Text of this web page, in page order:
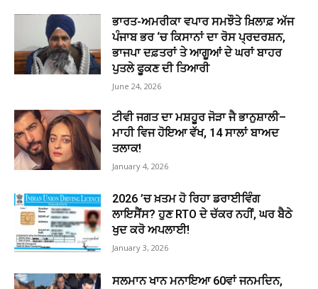
ਭਾਰਤ-ਅਮਰੀਕਾ ਵਪਾਰ ਸਮਝੌਤੇ ਖ਼ਿਲਾਫ਼ ਅੱਜ
ਪੰਜਾਬ ਭਰ ‘ਚ ਕਿਸਾਨਾਂ ਦਾ ਰੋਸ ਪ੍ਰਦਰਸ਼ਨ,
ਭਾਜਪਾ ਦਫ਼ਤਰਾਂ ਤੇ ਆਗੂਆਂ ਦੇ ਘਰਾਂ ਬਾਹਰ
ਪੁਤਲੇ ਫੂਕਣ ਦੀ ਤਿਆਰੀ
June 24, 2026
ਟੀਵੀ ਜਗਤ ਦਾ ਮਸ਼ਹੂਰ ਜੋੜਾ ਜੈ ਭਾਨੁਸ਼ਾਲੀ–
ਮਾਹੀ ਵਿਜ ਹੋਇਆ ਵੱਖ, 14 ਸਾਲਾਂ ਬਾਅਦ
ਤਲਾਕ!
January 4, 2026
2026 ’ਚ ਖ਼ਤਮ ਹੋ ਰਿਹਾ ਡਰਾਈਵਿੰਗ
ਲਾਇਸੈਂਸ? ਹੁਣ RTO ਦੇ ਚੱਕਰ ਨਹੀਂ, ਘਰ ਬੈਠੇ
ਖੁਦ ਕਰੋ ਅਪਲਾਈ!
January 3, 2026
ਸਲਮਾਨ ਖਾਨ ਮਨਾਇਆ 60ਵਾਂ ਜਨਮਦਿਨ,